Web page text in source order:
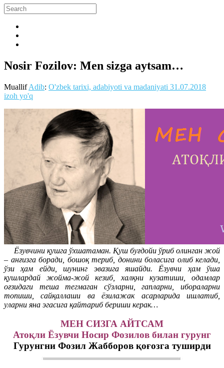
Nosir Fozilov: Men sizga aytsam…
MuallifAdib: O'zbek tarixi, adabiyoti va madaniyati 31.07.2018
izoh yo'q
Ёзувчини қушга ўхшатаман. Қуш буғдойи ўриб олинган жой
– анғизга боради, бошоқ териб, донини боласига олиб келади,
ўзи ҳам ейди, шунинг эвазига яшайди. Ёзувчи ҳам ўша
қушлардай жойма-жой кезиб, халқни кузатиши, одамлар
оғзидаги теша тегмаган сўзларни, гапларни, ибораларни
топиши, сайқаллаши ва ёзилажак асарларида ишлатиб,
уларни яна эгасига қайтариб бериши керак…
МЕН СИЗГА АЙТСАМ
Атоқли Ёзувчи Носир Фозилов билан гурунг
Гурунгни Фозил Жабборов қоғозга туширди